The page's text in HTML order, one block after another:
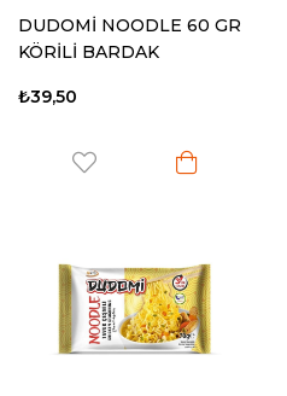
DUDOMİ NOODLE 60 GR
KÖRİLİ BARDAK
₺39,50